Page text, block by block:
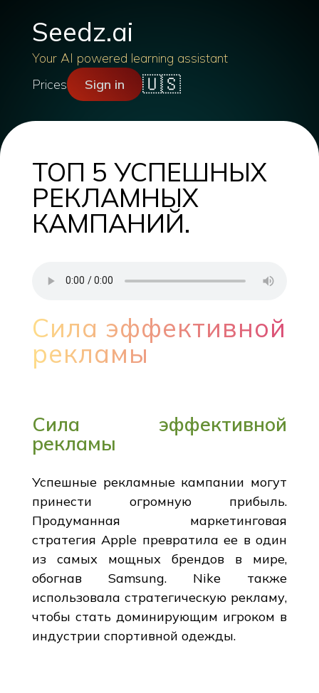
Seedz.ai
Your AI powered learning assistant
Prices
Sign in 🇺🇸
ТОП 5 УСПЕШНЫХ
РЕКЛАМНЫХ
КАМПАНИЙ.
Сила эффективной
рекламы
Сила эффективной
рекламы
Успешные рекламные кампании могут
принести огромную прибыль.
Продуманная маркетинговая
стратегия Apple превратила ее в один
из самых мощных брендов в мире,
обогнав Samsung. Nike также
использовала стратегическую рекламу,
чтобы стать доминирующим игроком в
индустрии спортивной одежды.